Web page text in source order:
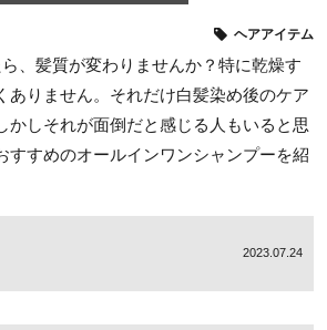
ヘアアイテム
、髪質が変わりませんか？特に乾燥す
りません。それだけ白髪染め後のケア
かしそれが面倒だと感じる人もいると思
すすめのオールインワンシャンプーを紹
2023.07.24